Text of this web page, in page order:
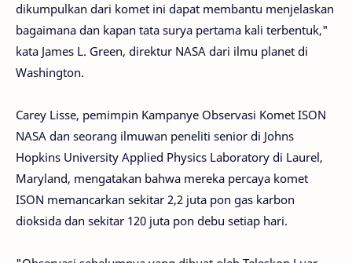
dikumpulkan dari komet ini dapat membantu menjelaskan
bagaimana dan kapan tata surya pertama kali terbentuk,"
kata James L. Green, direktur NASA dari ilmu planet di
Washington.
Carey Lisse, pemimpin Kampanye Observasi Komet ISON
NASA dan seorang ilmuwan peneliti senior di Johns
Hopkins University Applied Physics Laboratory di Laurel,
Maryland, mengatakan bahwa mereka percaya komet
ISON memancarkan sekitar 2,2 juta pon gas karbon
dioksida dan sekitar 120 juta pon debu setiap hari.